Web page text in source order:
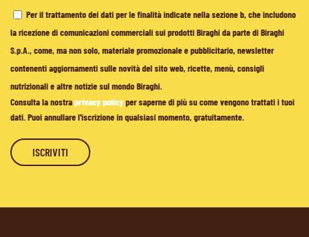
Per il trattamento dei dati per le finalità indicate nella sezione b, che includono
la ricezione di comunicazioni commerciali sui prodotti Biraghi da parte di Biraghi
S.p.A., come, ma non solo, materiale promozionale e pubblicitario, newsletter
contenenti aggiornamenti sulle novità del sito web, ricette, menù, consigli
nutrizionali e altre notizie sul mondo Biraghi.
Consulta la nostraprivacy policyper saperne di più su come vengono trattati i tuoi
dati. Puoi annullare l'iscrizione in qualsiasi momento, gratuitamente.